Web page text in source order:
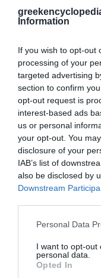
Information
If you wish to opt-out
processing of your
targeted advertising
section to confirm
opt-out request is
interest-based ads
us or personal
your opt-out. You
disclosure of your
IAB’s list of
also be disclosed by
Downstream
Personal Data
I want to opt-out
personal data.
Opted In
Δείγμα
οικογένειας
οποίας πολλά
στους
Κρήτης.
Κριάρης
ανέπτυξε
στο